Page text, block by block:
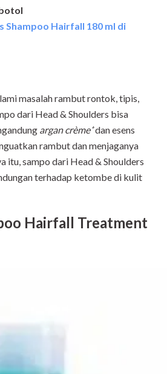
Shampoo Hairfall 180 ml di
masalah rambut rontok, tipis,
dari Head & Shoulders bisa
argan crème⁺dan esens
rambut dan menjaganya
itu, sampo dari Head & Shoulders
terhadap ketombe di kulit
Hairfall Treatment